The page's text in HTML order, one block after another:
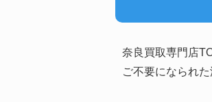
奈良買取専門店
ご不要になられ